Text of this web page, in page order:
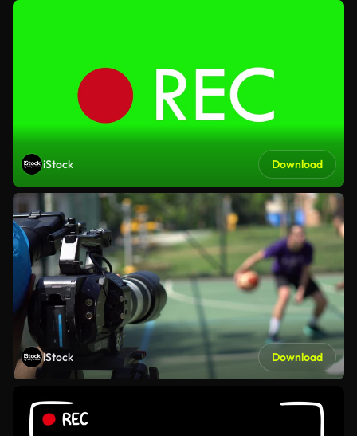
iStock Download
iStock Download